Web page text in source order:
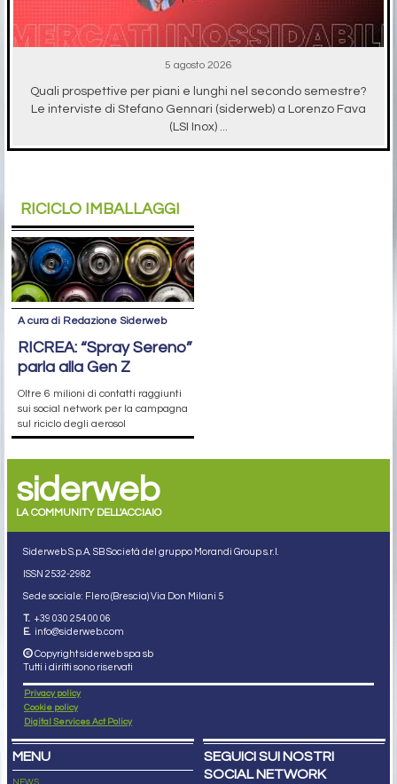
5 agosto 2026
Quali prospettive per piani e lunghi nel secondo semestre?
Le interviste di Stefano Gennari (siderweb) a Lorenzo Fava
(LSI Inox) ...
RICICLO IMBALLAGGI
A cura di Redazione Siderweb
RICREA: “Spray Sereno”
parla alla Gen Z
Oltre 6 milioni di contatti raggiunti
sui social network per la campagna
sul riciclo degli aerosol
siderweb
LA COMMUNITY DELL'ACCIAIO
Siderweb S.p.A. SB Società del gruppo Morandi Group s.r.l.
ISSN 2532-2982
Sede sociale: Flero (Brescia) Via Don Milani 5
T. +39 030 254 00 06
E. info@siderweb.com
Copyright siderweb spa sb
Tutti i diritti sono riservati
Privacy policy
Cookie policy
Digital Services Act Policy
MENU
NEWS
SEGUICI SUI NOSTRI
SOCIAL NETWORK